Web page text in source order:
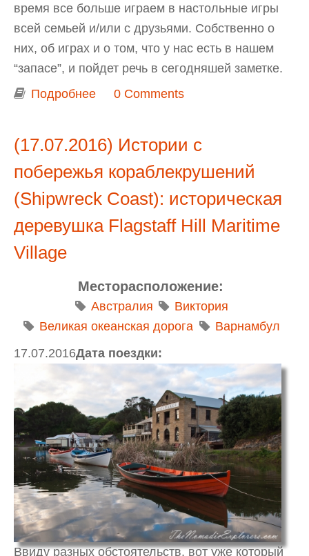
время все больше играем в настольные игры
всей семьей и/или с друзьями. Собственно о
них, об играх и о том, что у нас есть в нашем
“запасе”, и пойдет речь в сегодняшей заметке.
Подробнее о Настольные игры, в которые мы
0 Comments
(17.07.2016) Истории с
побережья кораблекрушений
(Shipwreck Coast): историческая
деревушка Flagstaff Hill Maritime
Village
Месторасположение:
Австралия
Виктория
Великая океанская дорога
Варнамбул
Дата поездки:
17.07.2016
Ввиду разных обстоятельств, вот уже который